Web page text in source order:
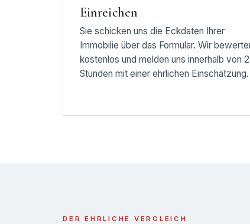
Einreichen
Sie schicken uns die Eckdaten Ihrer
Immobilie über das Formular. Wir
kostenlos und melden uns innerhalb von
Stunden mit einer ehrlichen Einschätzung.
DER EHRLICHE VERGLEICH